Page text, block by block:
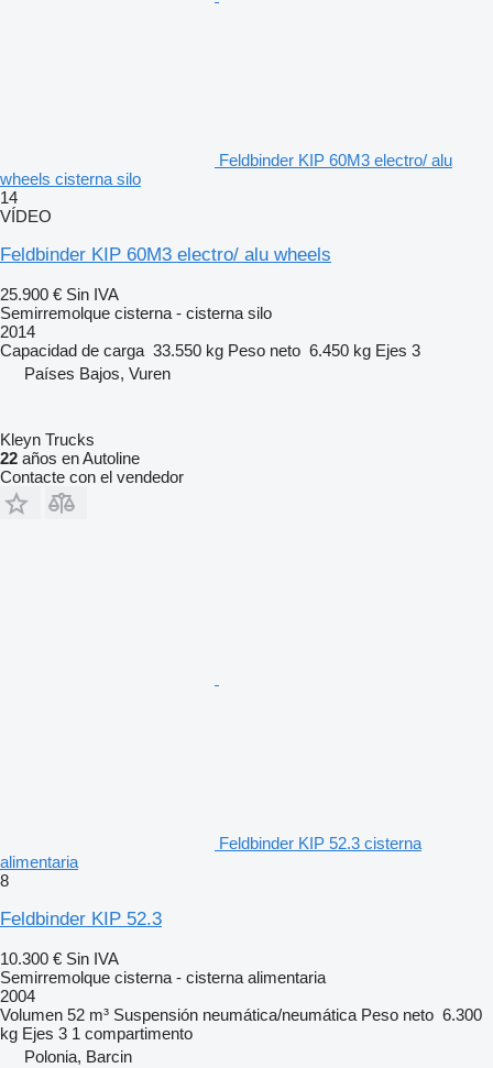
Feldbinder KIP 60M3 electro/ alu
wheels cisterna silo
14
VÍDEO
Feldbinder KIP 60M3 electro/ alu wheels
25.900 € Sin IVA
Semirremolque cisterna - cisterna silo
2014
Capacidad de carga 33.550 kg Peso neto 6.450 kg Ejes 3
Países Bajos, Vuren
Kleyn Trucks
22 años en Autoline
Contacte con el vendedor
Feldbinder KIP 52.3 cisterna
alimentaria
8
Feldbinder KIP 52.3
10.300 € Sin IVA
Semirremolque cisterna - cisterna alimentaria
2004
Volumen 52 m³ Suspensión neumática/neumática Peso neto 6.300
kg Ejes 3 1 compartimento
Polonia, Barcin